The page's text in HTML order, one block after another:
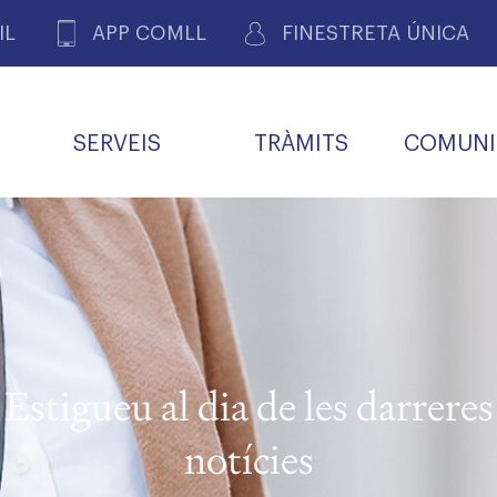
APP COMLL FINESTRETA ÚNICA
DE PACIENTS DE LLEIDA
SERVEIS TRÀMITS
DE GOVERN COMISSIÓ DEONTOLÒGICA
INFORMÀTICA I NOVES
TECNOLOGIES
DE FEINA
ALERTES
FARMACÈUTIQUES
R
CARNET METGE
COL·LEGIAT
Estigueu al dia de les darreres
notícies